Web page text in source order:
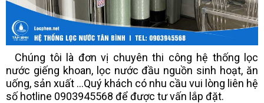
Chúng tôi là đơn vị chuyên thi công hệ thống lọc
nước giếng khoan, lọc nước đầu nguồn sinh hoạt, ăn
uống, sản xuất ...Quý khách có nhu cầu vui lòng liên hệ
số hotline 0903945568 để được tư vấn lắp đặt.